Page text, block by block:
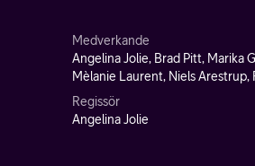
Medverkande
Angelina Jolie, Brad Pitt, Marika
Mèlanie Laurent, Niels Arestrup,
Regissör
Angelina Jolie